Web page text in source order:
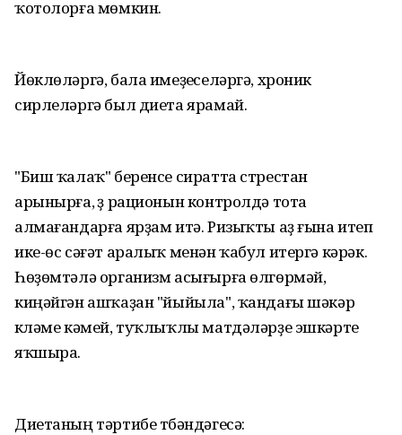
ҡотолорға мөмкин.
Йөклөләргә, бала имеҙеүселәргә, хроник
сирлеләргә был диета ярамай.
"Биш ҡалаҡ" беренсе сиратта стрестан
арынырға, үҙ рационын контролдә тота
алмағандарға ярҙам итә. Ризыҡты аҙ ғына итеп
ике-өс сәғәт аралыҡ менән ҡабул итергә кәрәк.
Һөҙөмтәлә организм асығырға өлгөрмәй,
киңәйгән ашҡаҙан "йыйыла", ҡандағы шәкәр
күләме кәмей, туҡлыҡлы матдәләрҙе эшкәртеү
яҡшыра.
Диетаның тәртибе түбәндәгесә: